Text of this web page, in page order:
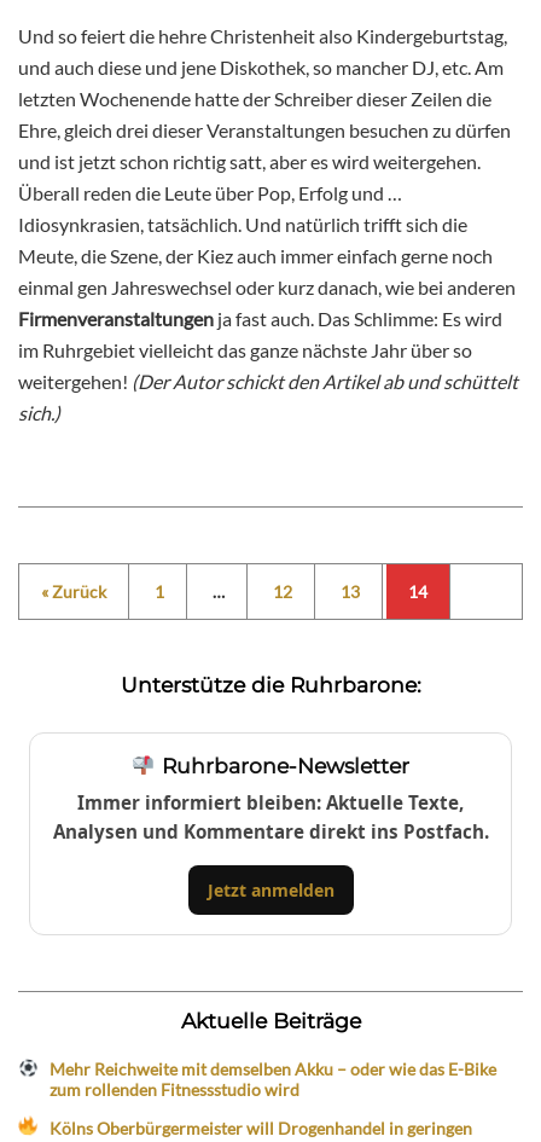
Und so feiert die hehre Christenheit also Kindergeburtstag,
und auch diese und jene Diskothek, so mancher DJ, etc. Am
letzten Wochenende hatte der Schreiber dieser Zeilen die
Ehre, gleich drei dieser Veranstaltungen besuchen zu dürfen
und ist jetzt schon richtig satt, aber es wird weitergehen.
Überall reden die Leute über Pop, Erfolg und …
Idiosynkrasien, tatsächlich. Und natürlich trifft sich die
Meute, die Szene, der Kiez auch immer einfach gerne noch
einmal gen Jahreswechsel oder kurz danach, wie bei anderen
Firmenveranstaltungen ja fast auch. Das Schlimme: Es wird
im Ruhrgebiet vielleicht das ganze nächste Jahr über so
weitergehen! (Der Autor schickt den Artikel ab und schüttelt
sich.)
« Zurück 1 … 12 13 14
Unterstütze die Ruhrbarone:
Ruhrbarone-Newsletter
Immer informiert bleiben: Aktuelle Texte,
Analysen und Kommentare direkt ins Postfach.
Jetzt anmelden
Aktuelle Beiträge
Mehr Reichweite mit demselben Akku – oder wie das E-Bike
zum rollenden Fitnessstudio wird
Kölns Oberbürgermeister will Drogenhandel in geringen